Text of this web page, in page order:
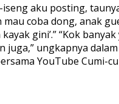
iseng aku posting,
mau coba dong, anak
gini’.” “Kok
juga,” ungkapnya
YouTube Cumi-